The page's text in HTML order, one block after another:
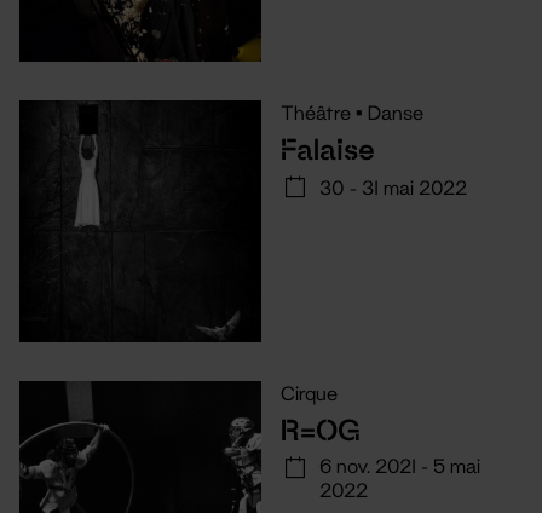
Théâtre • Danse
Falaise
30 - 31 mai 2022
Cirque
R=OG
6 nov. 2021 - 5 mai
2022